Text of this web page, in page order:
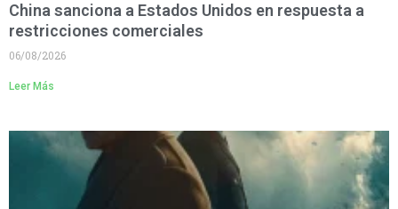
China sanciona a Estados Unidos en respuesta a
restricciones comerciales
06/08/2026
Leer Más